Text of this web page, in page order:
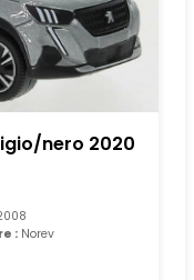
nero 2020
: Norev